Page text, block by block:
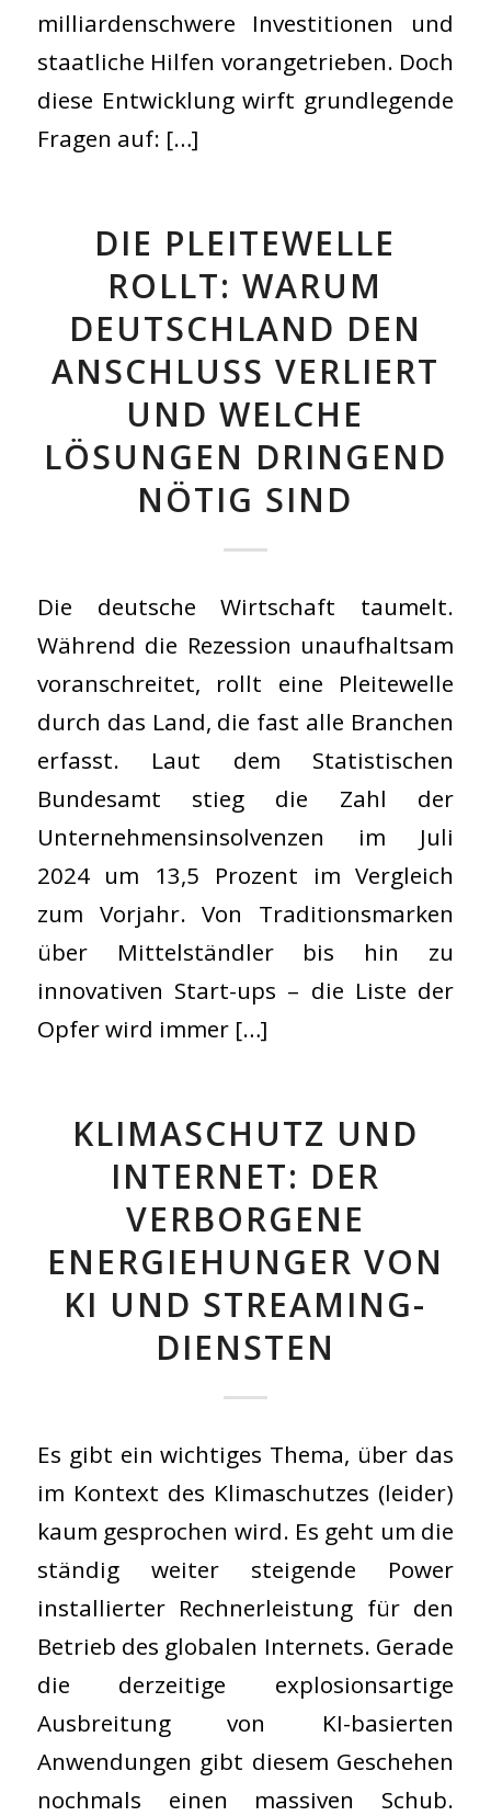
milliardenschwere Investitionen und
staatliche Hilfen vorangetrieben. Doch
diese Entwicklung wirft grundlegende
Fragen auf: […]
DIE PLEITEWELLE
ROLLT: WARUM
DEUTSCHLAND DEN
ANSCHLUSS VERLIERT
UND WELCHE
LÖSUNGEN DRINGEND
NÖTIG SIND
Die deutsche Wirtschaft taumelt.
Während die Rezession unaufhaltsam
voranschreitet, rollt eine Pleitewelle
durch das Land, die fast alle Branchen
erfasst. Laut dem Statistischen
Bundesamt stieg die Zahl der
Unternehmensinsolvenzen im Juli
2024 um 13,5 Prozent im Vergleich
zum Vorjahr. Von Traditionsmarken
über Mittelständler bis hin zu
innovativen Start-ups – die Liste der
Opfer wird immer […]
KLIMASCHUTZ UND
INTERNET: DER
VERBORGENE
ENERGIEHUNGER VON
KI UND STREAMING-
DIENSTEN
Es gibt ein wichtiges Thema, über das
im Kontext des Klimaschutzes (leider)
kaum gesprochen wird. Es geht um die
ständig weiter steigende Power
installierter Rechnerleistung für den
Betrieb des globalen Internets. Gerade
die derzeitige explosionsartige
Ausbreitung von KI-basierten
Anwendungen gibt diesem Geschehen
nochmals einen massiven Schub.